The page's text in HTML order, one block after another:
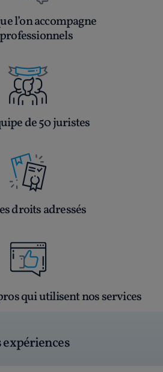
l’on accompagne
de 50 juristes
droits adressés
qui utilisent nos services